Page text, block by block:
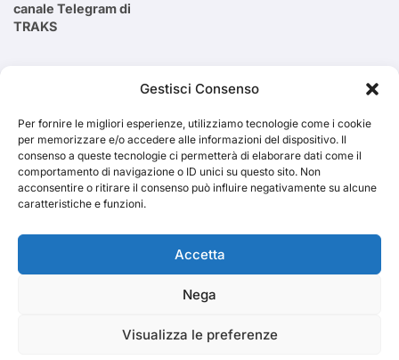
Gestisci Consenso
Per fornire le migliori esperienze, utilizziamo tecnologie come i cookie
per memorizzare e/o accedere alle informazioni del dispositivo. Il
consenso a queste tecnologie ci permetterà di elaborare dati come il
comportamento di navigazione o ID unici su questo sito. Non
acconsentire o ritirare il consenso può influire negativamente su alcune
caratteristiche e funzioni.
Accetta
Nega
Visualizza le preferenze
canale Telegram di
TRAKS
Cerca
TRAKS
Dal 2014 musica indipendente ed emergente